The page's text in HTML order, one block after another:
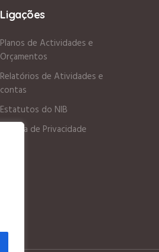
Ligações
Planos de Actividades e
Orçamentos
Relatórios de Atividades e
contas
Estatutos do NIB
Política de Privacidade